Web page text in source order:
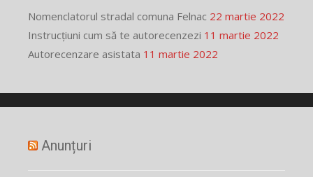
Nomenclatorul stradal comuna Felnac 22 martie 2022
Instrucțiuni cum să te autorecenzezi 11 martie 2022
Autorecenzare asistata 11 martie 2022
Anunțuri